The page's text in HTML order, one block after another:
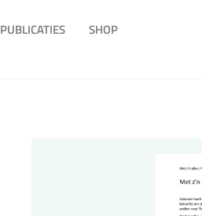
PUBLICATIES SHOP